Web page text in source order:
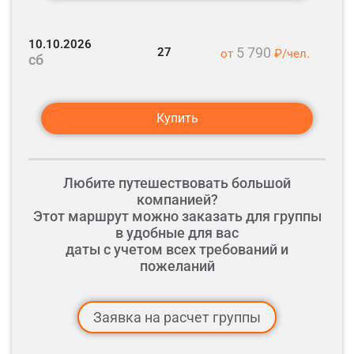
Свободное время в усадьбе (30 мин.)
Ориентировочное время прибытия в Москву.
Высадка туристов у ближайшей станции метро по пути следования.
10.10.2026
сб 27 от 5 790 ₽/чел.
Купить
Любите путешествовать большой
компанией?
Этот маршрут можно заказать для группы
в удобные для вас
даты с учетом всех требований и
пожеланий
Заявка на расчет группы